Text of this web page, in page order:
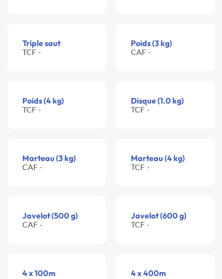
Triple saut
TCF -
Poids (3 kg)
CAF -
Poids (4 kg)
TCF -
Disque (1.0 kg)
TCF -
Marteau (3 kg)
CAF -
Marteau (4 kg)
TCF -
Javelot (500 g)
CAF -
Javelot (600 g)
TCF -
4 x 100m 4 x 400m